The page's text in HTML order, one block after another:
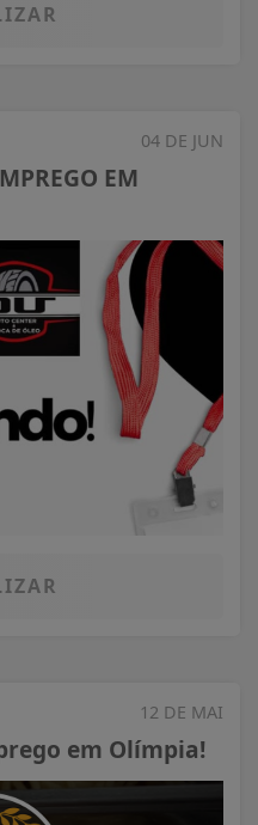
04 DE JUN
EM
12 DE MAI
em Olímpia!